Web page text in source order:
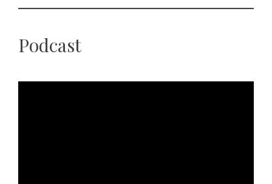
Podcast